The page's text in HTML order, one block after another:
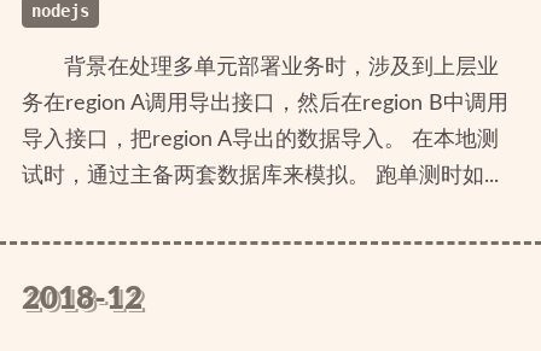
nodejs
背景在处理多单元部署业务时，涉及到上层业
务在region A调用导出接口，然后在region B中调用
导入接口，把region A导出的数据导入。 在本地测
试时，通过主备两套数据库来模拟。 跑单测时如...
2018-12